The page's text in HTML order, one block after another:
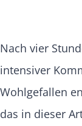
Nach vier
intensiver
Wohlgefallen
das in dieser